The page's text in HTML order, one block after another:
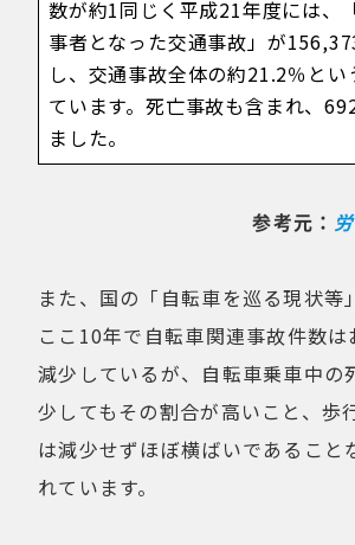
数が約1同じく平成21年度には、
事者となった交通事故」が
し、交通事故全体の約21.2％とい
ています。死亡事故も含まれ、
ました。
参考元：
また、国の「自転車を巡る現状等
ここ10年で自転車関連事故件数は
減少しているが、自転車乗車中の
少してもその割合が高いこと、歩
は減少せずほぼ横ばいであること
れています。